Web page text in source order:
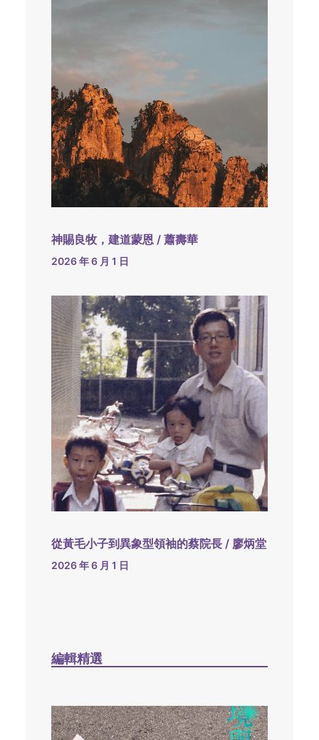
神賜良牧，建道蒙恩 / 蕭壽華
2026 年 6 月 1 日
從黃毛小子到異象型領袖的蔡院長 / 廖炳堂
2026 年 6 月 1 日
編輯精選